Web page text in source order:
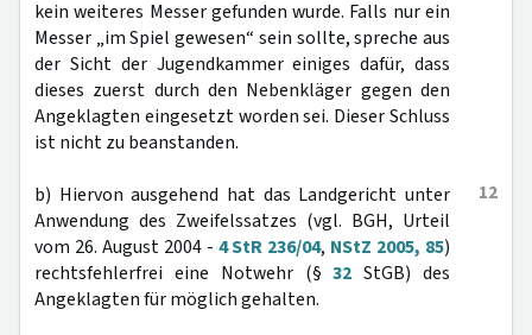
kein weiteres Messer gefunden wurde. Falls nur ein
Messer „im Spiel gewesen“ sein sollte, spreche aus
der Sicht der Jugendkammer einiges dafür, dass
dieses zuerst durch den Nebenkläger gegen den
Angeklagten eingesetzt worden sei. Dieser Schluss
ist nicht zu beanstanden.
12
b) Hiervon ausgehend hat das Landgericht unter
Anwendung des Zweifelssatzes (vgl. BGH, Urteil
vom 26. August 2004 - 4 StR 236/04, NStZ 2005, 85)
rechtsfehlerfrei eine Notwehr (§32 StGB) des
Angeklagten für möglich gehalten.